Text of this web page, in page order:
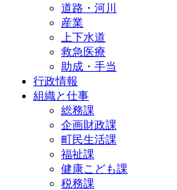
道路・河川
産業
上下水道
救急医療
助成・手当
行政情報
組織と仕事
総務課
企画財政課
町民生活課
福祉課
健康こども課
税務課